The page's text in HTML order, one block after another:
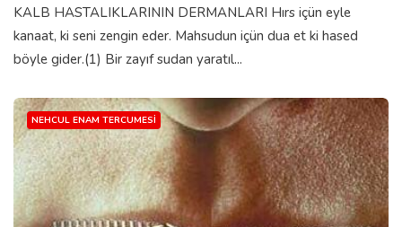
KALB HASTALIKLARININ DERMANLARI Hırs içün eyle
kanaat, ki seni zengin eder. Mahsudun içün dua et ki hased
böyle gider.(1) Bir zayıf sudan yaratıl...
NEHCUL ENAM TERCUMESI